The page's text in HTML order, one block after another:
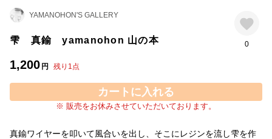
YAMANOHON'S GALLERY
雫 真鍮 yamanohon 山の本
1,200 円 残り 1点
0
カートに入れる
※ 販売をお休みさせていただいております。
真鍮ワイヤーを叩いて風合いを出し、そこにレジンを流し雫を作